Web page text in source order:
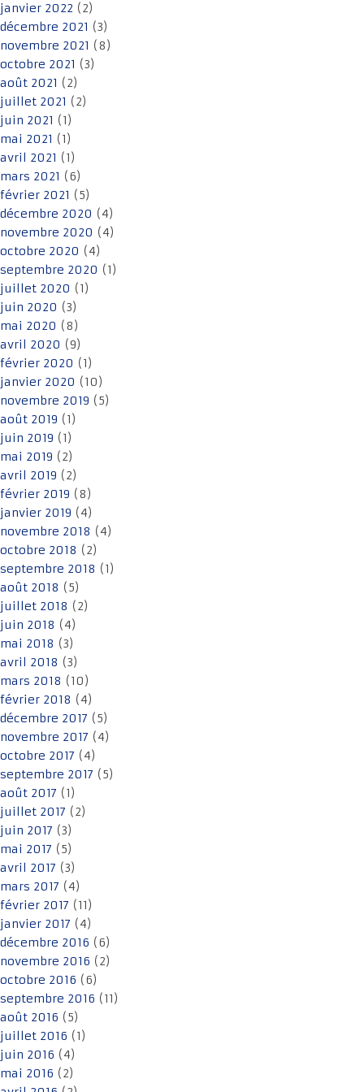
janvier 2022 (2)
décembre 2021 (3)
novembre 2021 (8)
octobre 2021 (3)
août 2021 (2)
juillet 2021 (2)
juin 2021 (1)
mai 2021 (1)
avril 2021 (1)
mars 2021 (6)
février 2021 (5)
décembre 2020 (4)
novembre 2020 (4)
octobre 2020 (4)
septembre 2020 (1)
juillet 2020 (1)
juin 2020 (3)
mai 2020 (8)
avril 2020 (9)
février 2020 (1)
janvier 2020 (10)
novembre 2019 (5)
août 2019 (1)
juin 2019 (1)
mai 2019 (2)
avril 2019 (2)
février 2019 (8)
janvier 2019 (4)
novembre 2018 (4)
octobre 2018 (2)
septembre 2018 (1)
août 2018 (5)
juillet 2018 (2)
juin 2018 (4)
mai 2018 (3)
avril 2018 (3)
mars 2018 (10)
février 2018 (4)
décembre 2017 (5)
novembre 2017 (4)
octobre 2017 (4)
septembre 2017 (5)
août 2017 (1)
juillet 2017 (2)
juin 2017 (3)
mai 2017 (5)
avril 2017 (3)
mars 2017 (4)
février 2017 (11)
janvier 2017 (4)
décembre 2016 (6)
novembre 2016 (2)
octobre 2016 (6)
septembre 2016 (11)
août 2016 (5)
juillet 2016 (1)
juin 2016 (4)
mai 2016 (2)